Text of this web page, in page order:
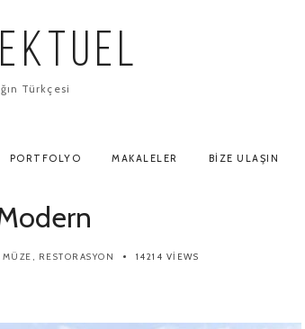
Türkçesi
PORTFOLYO MAKALELER BIZE ULAŞIN
MÜZE , RESTORASYON 14214 VIEWS